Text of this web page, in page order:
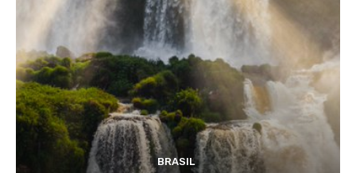
BRASIL